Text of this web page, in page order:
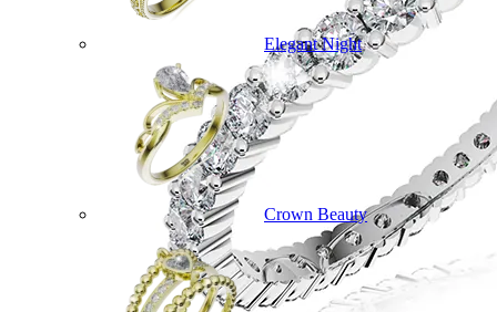
Elegant Night
Crown Beauty